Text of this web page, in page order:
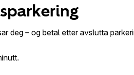
deg – og betal etter avslutta